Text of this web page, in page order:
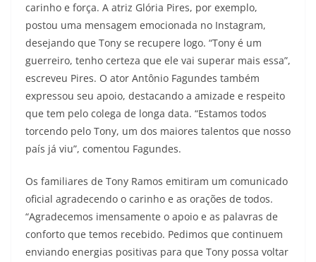
carinho e força. A atriz Glória Pires, por exemplo,
postou uma mensagem emocionada no Instagram,
desejando que Tony se recupere logo. “Tony é um
guerreiro, tenho certeza que ele vai superar mais essa”,
escreveu Pires. O ator Antônio Fagundes também
expressou seu apoio, destacando a amizade e respeito
que tem pelo colega de longa data. “Estamos todos
torcendo pelo Tony, um dos maiores talentos que nosso
país já viu”, comentou Fagundes.
Os familiares de Tony Ramos emitiram um comunicado
oficial agradecendo o carinho e as orações de todos.
“Agradecemos imensamente o apoio e as palavras de
conforto que temos recebido. Pedimos que continuem
enviando energias positivas para que Tony possa voltar